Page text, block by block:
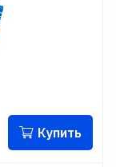
Купить